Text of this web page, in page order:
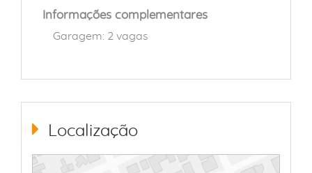
Informações complementares
Garagem: 2 vagas
Localização